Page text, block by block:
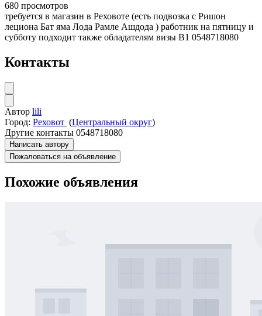
680 просмотров
требуется в магазин в Реховоте (есть подвозка с Ришон
лециона Бат яма Лода Рамле Ашдода ) работник на пятницу и
субботу подходит также обладателям визы В1 0548718080
Контакты
Автор lili
Город: Реховот (Центральный округ)
Другие контакты 0548718080
Написать автору
Пожаловаться на объявление
Похожие объявления